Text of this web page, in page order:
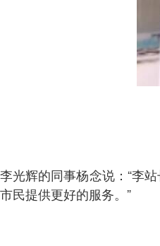
李光辉的同事杨念说：“李
市民提供更好的服务。”